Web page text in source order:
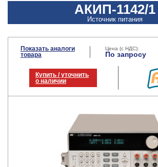
АКИП-1142/1
Источник питания
Показать аналоги
товара
Цена (с НДС):
По запросу
Купить / уточнить
о наличии